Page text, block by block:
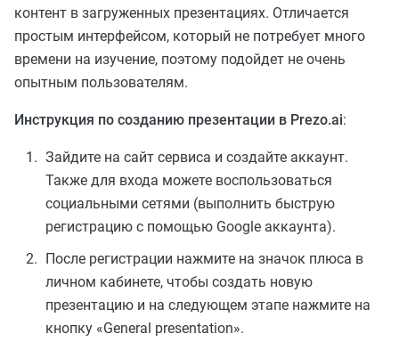
контент в загруженных презентациях. Отличается
простым интерфейсом, который не потребует много
времени на изучение, поэтому подойдет не очень
опытным пользователям.
Инструкция по созданию презентации в Prezo.ai:
Зайдите на сайт сервиса и создайте аккаунт.
Также для входа можете воспользоваться
социальными сетями (выполнить быструю
регистрацию с помощью Google аккаунта).
После регистрации нажмите на значок плюса в
личном кабинете, чтобы создать новую
презентацию и на следующем этапе нажмите на
кнопку «General presentation».